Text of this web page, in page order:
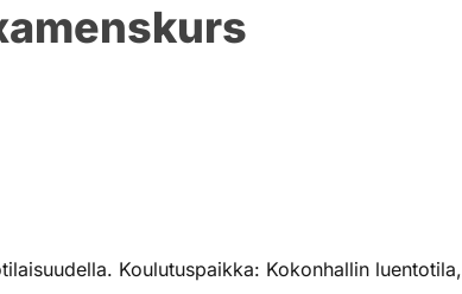
Koulutuspaikka: Kokonhallin luentotila,